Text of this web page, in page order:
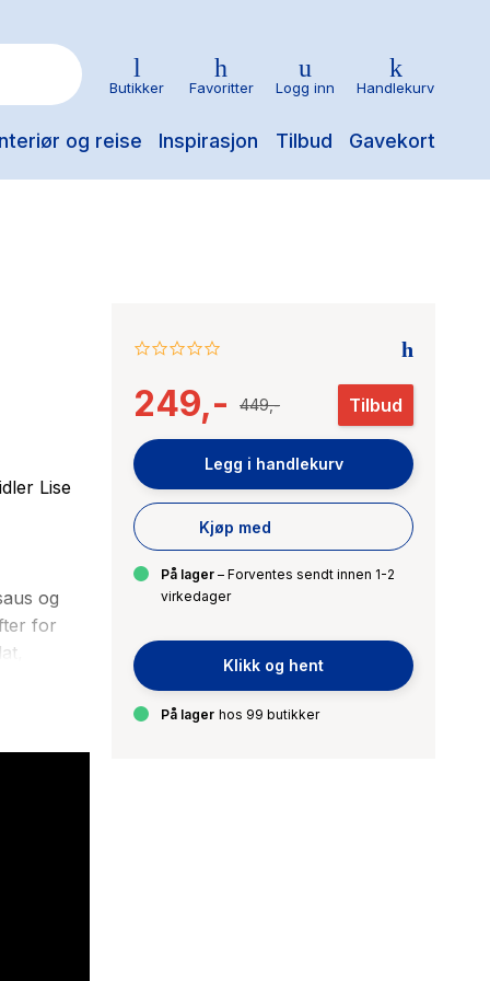
og reise Inspirasjon Tilbud Gavekort
Butikker Favoritter Logg inn Handlekurv
0.0
rating
249,- 449,- Tilbud
Legg i handlekurv
Kjøp med
På lager – Forventes sendt innen 1-2
virkedager
Klikk og hent
På lager hos 99 butikker
Lise
og
for